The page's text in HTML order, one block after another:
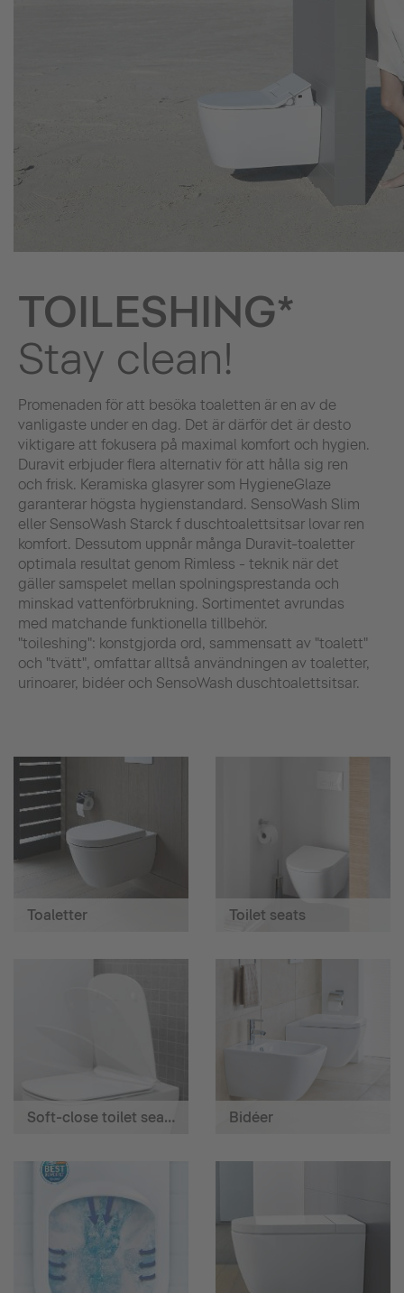
TOILESHING*
Stay clean!
Promenaden för att besöka toaletten är en av de
vanligaste under en dag. Det är därför det är desto
viktigare att fokusera på maximal komfort och hygien.
Duravit erbjuder flera alternativ för att hålla sig ren
och frisk. Keramiska glasyrer som HygieneGlaze
garanterar högsta hygienstandard. SensoWash Slim
eller SensoWash Starck f duschtoalettsitsar lovar ren
komfort. Dessutom uppnår många Duravit-toaletter
optimala resultat genom Rimless - teknik när det
gäller samspelet mellan spolningsprestanda och
minskad vattenförbrukning. Sortimentet avrundas
med matchande funktionella tillbehör.
"toileshing": konstgjorda ord, sammensatt av "toalett"
och "tvätt", omfattar alltså användningen av toaletter,
urinoarer, bidéer och SensoWash duschtoalettsitsar.
Toaletter Toilet seats
Soft-close toilet seats Bidéer